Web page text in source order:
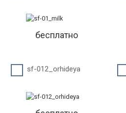
бесплатно
sf-012_orhideya